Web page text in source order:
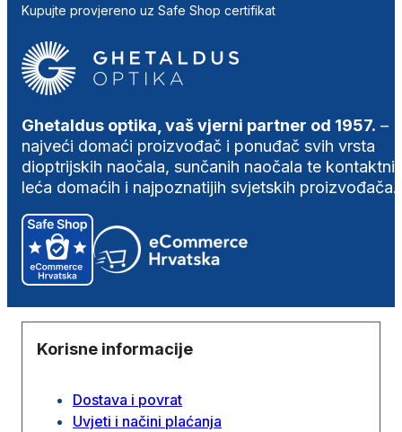
Kupujte provjereno uz Safe Shop certifikat
Ghetaldus optika, vaš vjerni partner od 1957. –
najveći domaći proizvođač i ponuđač svih vrsta
dioptrijskih naočala, sunčanih naočala te
leća domaćih i najpoznatijih svjetskih proizvođača.
Korisne informacije
Dostava i povrat
Uvjeti i načini plaćanja